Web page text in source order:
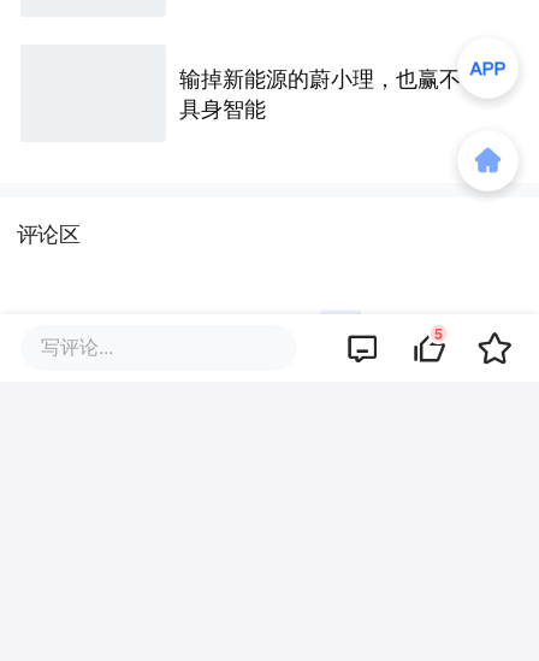
输掉新能源的蔚小理，也赢不下
具身智能
评论区
写评论... 5